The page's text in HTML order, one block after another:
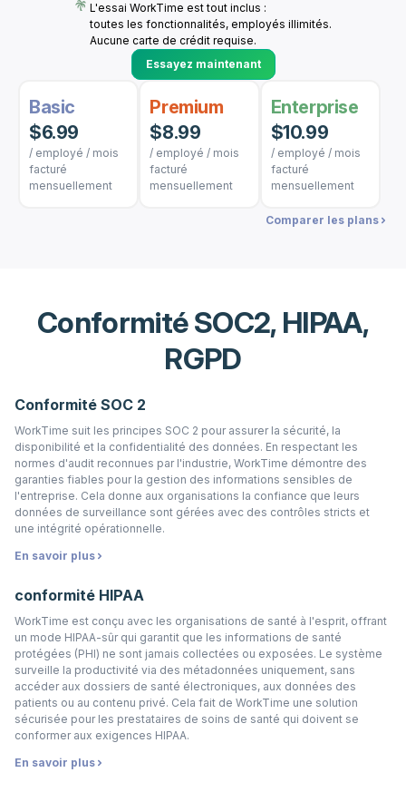
L'essai WorkTime est tout inclus :
toutes les fonctionnalités, employés illimités.
Aucune carte de crédit requise.
Essayez maintenant
Basic
$6.99
/ employé / mois
facturé
mensuellement
Premium
$8.99
/ employé / mois
facturé
mensuellement
Enterprise
$10.99
/ employé / mois
facturé
mensuellement
Comparer les plans
Conformité SOC2, HIPAA,
RGPD
Conformité SOC 2
WorkTime suit les principes SOC 2 pour assurer la sécurité, la
disponibilité et la confidentialité des données. En respectant les
normes d'audit reconnues par l'industrie, WorkTime démontre des
garanties fiables pour la gestion des informations sensibles de
l'entreprise. Cela donne aux organisations la confiance que leurs
données de surveillance sont gérées avec des contrôles stricts et
une intégrité opérationnelle.
En savoir plus
conformité HIPAA
WorkTime est conçu avec les organisations de santé à l'esprit, offrant
un mode HIPAA-sûr qui garantit que les informations de santé
protégées (PHI) ne sont jamais collectées ou exposées. Le système
surveille la productivité via des métadonnées uniquement, sans
accéder aux dossiers de santé électroniques, aux données des
patients ou au contenu privé. Cela fait de WorkTime une solution
sécurisée pour les prestataires de soins de santé qui doivent se
conformer aux exigences HIPAA.
En savoir plus